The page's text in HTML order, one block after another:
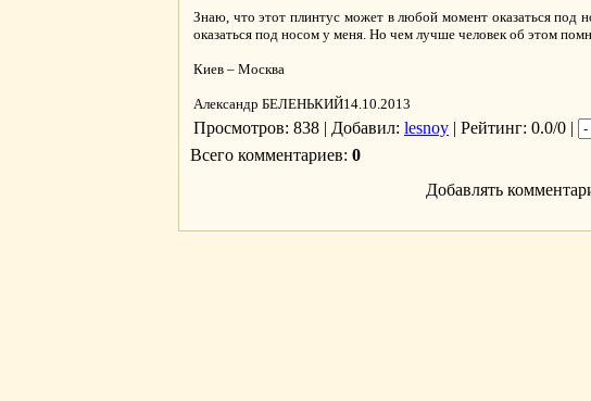
Знаю, что этот плинтус может в любой момент оказаться под
оказаться под носом у меня. Но чем лучше человек об этом
Киев – Москва
Александр БЕЛЕНЬКИЙ14.10.2013
Просмотров: 838 | Добавил: lesnoy | Рейтинг: 0.0/0 |
Всего комментариев: 0
Добавлять